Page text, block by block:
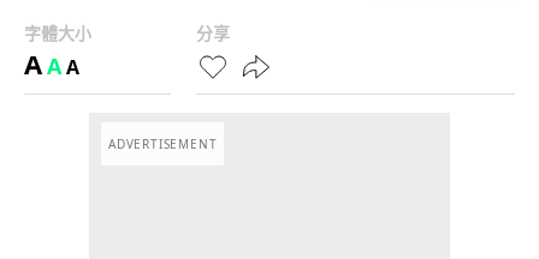
字體大小
AAA
分享
ADVERTISEMENT